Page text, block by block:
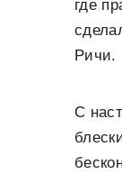
где
Ричи.
С